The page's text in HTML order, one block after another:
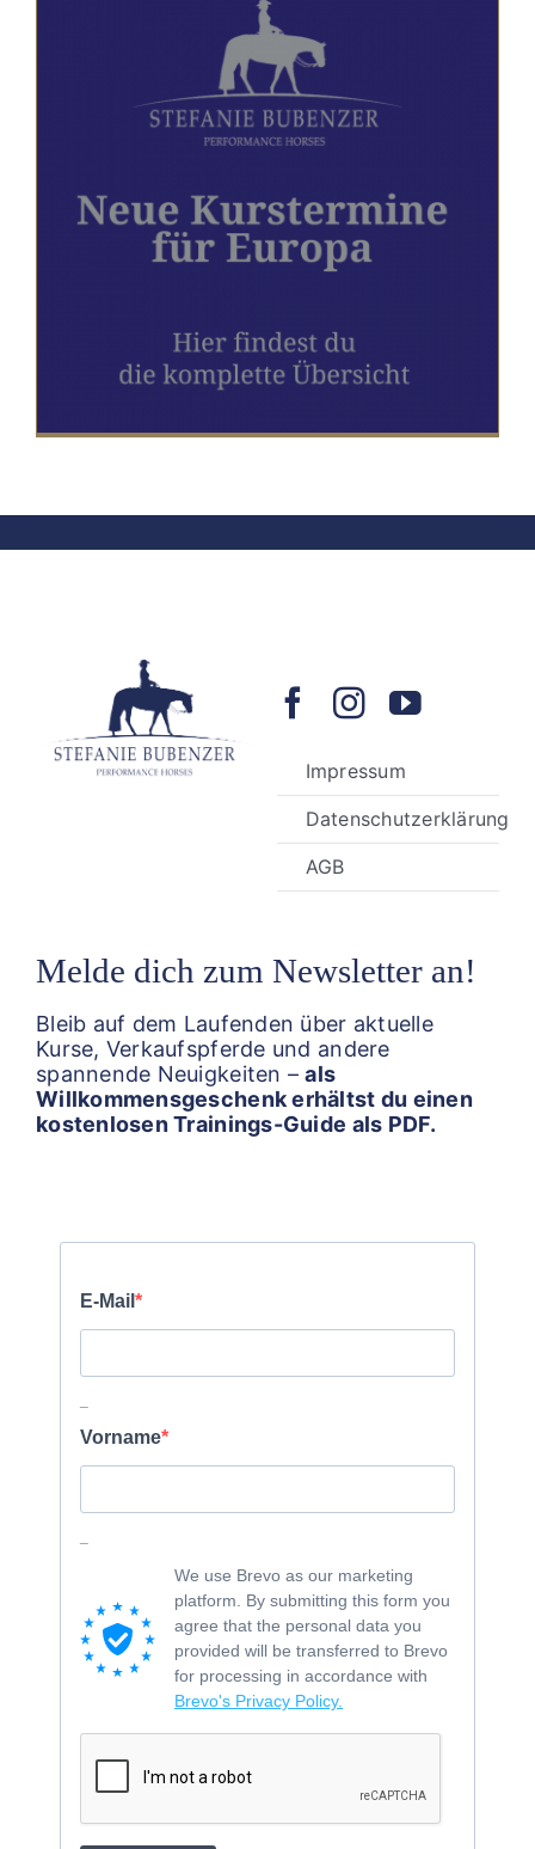
Impressum
Datenschutzerklärung
AGB
Melde dich zum Newsletter an!
Bleib auf dem Laufenden über aktuelle
Kurse, Verkaufspferde und andere
spannende Neuigkeiten –als
Willkommensgeschenk erhältst du einen
kostenlosen Trainings-Guide als PDF.